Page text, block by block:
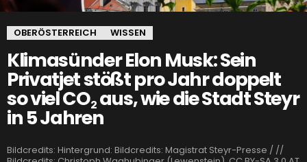
OBERÖSTERREICH WISSEN
Klimasünder Elon Musk: Sein
Privatjet stößt pro Jahr doppelt
so viel CO₂ aus, wie die Stadt Steyr
in 5 Jahren
Bildcredits: Hintergrund: Bildcredits: Magistrat Steyr-Presse / //